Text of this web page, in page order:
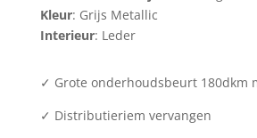
Kleur: Grijs Metallic
Interieur: Leder
✓ Grote onderhoudsbeurt 180dkm
✓ Distributieriem vervangen